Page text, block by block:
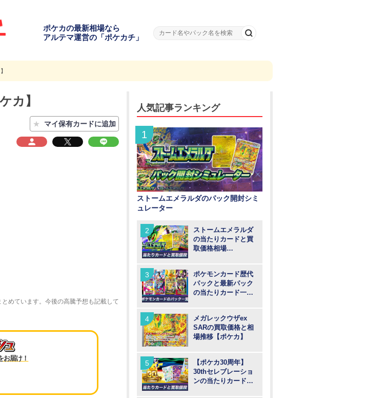
ポケカの最新相場なら
アルテマ運営の「ポケカチ」
カ】
★ マイ保有カードに追加
めています。今後の高騰予想も記載して
お届け！
人気記事ランキング
ストームエメラルダのパック開封シミ
ュレーター
ストームエメラルダ
の当たりカードと買
取価格相場
ポケモンカード歴代
パックと最新パック
の当たりカード一覧
メガレックウザex
SARの買取価格と相
場推移【ポケカ】
【ポケカ30周年】
30thセレブレーショ
ンの当たりカードと